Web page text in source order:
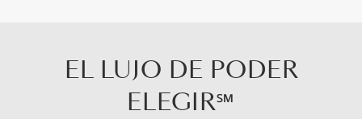
EL LUJO DE PODER
ELEGIR℠